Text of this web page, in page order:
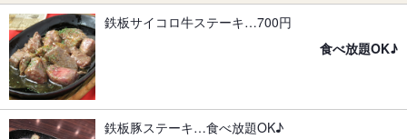
鉄板サイコロ牛ステーキ…700円
食べ放題OK♪
鉄板豚ステーキ…食べ放題OK♪